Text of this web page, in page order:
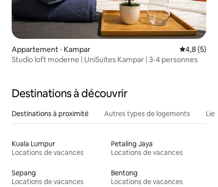
Appartement ⋅ Kampar Évaluation
4,8 (5)
Studio loft moderne | UniSuites Kampar | 3-4 personnes
Destinations à découvrir
Destinations à proximité Autres types de logements
Kuala Lumpur
Locations de vacances
Petaling Jaya
Locations de vacances
Sepang
Locations de vacances
Bentong
Locations de vacances